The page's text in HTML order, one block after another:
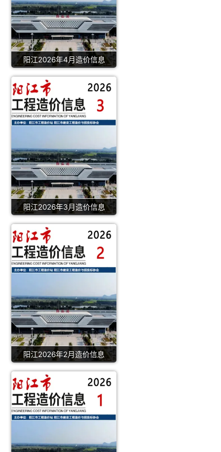
阳江2026年4月造价信息
阳江2026年3月造价信息
阳江2026年2月造价信息